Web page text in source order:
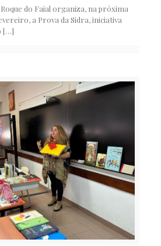
Roque do Faial organiza, na próxima
a Prova da Sidra, iniciativa
[…]